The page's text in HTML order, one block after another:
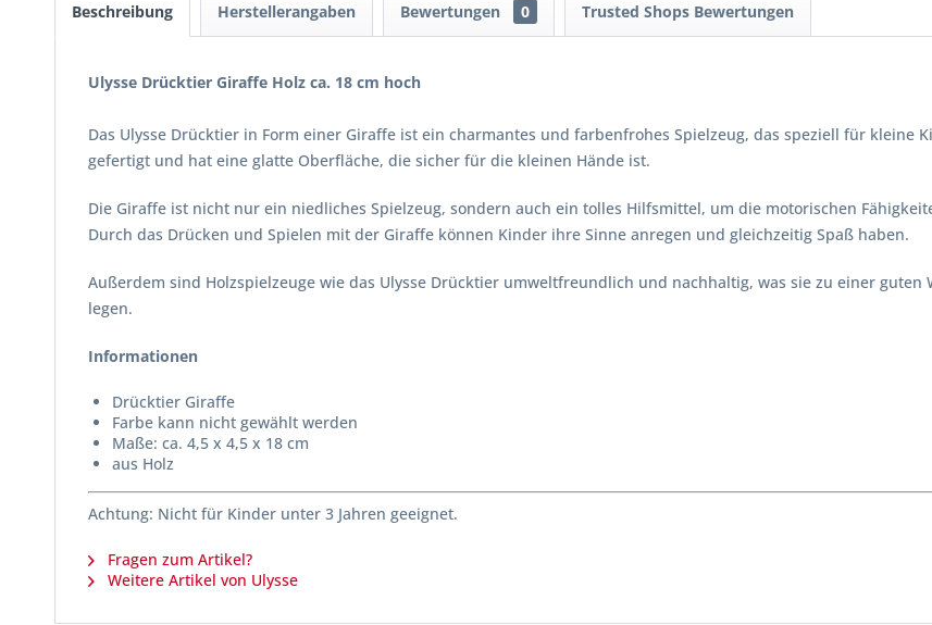
Beschreibung Herstellerangaben Bewertungen 0 Trusted Shops Bewertungen
Ulysse Drücktier Giraffe Holz ca. 18 cm hoch
Das Ulysse Drücktier in Form einer Giraffe ist ein charmantes und farbenfrohes Spielzeug, das speziell für kleine
gefertigt und hat eine glatte Oberfläche, die sicher für die kleinen Hände ist.
Die Giraffe ist nicht nur ein niedliches Spielzeug, sondern auch ein tolles Hilfsmittel, um die motorischen
Durch das Drücken und Spielen mit der Giraffe können Kinder ihre Sinne anregen und gleichzeitig Spaß haben.
Außerdem sind Holzspielzeuge wie das Ulysse Drücktier umweltfreundlich und nachhaltig, was sie zu einer
legen.
Informationen
Drücktier Giraffe
Farbe kann nicht gewählt werden
Maße: ca. 4,5 x 4,5 x 18 cm
aus Holz
Achtung: Nicht für Kinder unter 3 Jahren geeignet.
Fragen zum Artikel?
Weitere Artikel von Ulysse